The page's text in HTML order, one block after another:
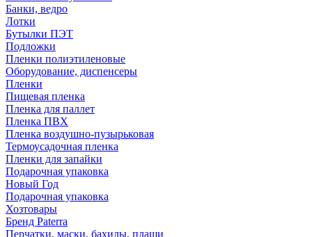
Банки, ведро
Лотки
Бутылки ПЭТ
Подложки
Пленки полиэтиленовые
Оборудование, диспенсеры
Пленки
Пищевая пленка
Пленка для паллет
Пленка ПВХ
Пленка воздушно-пузырьковая
Термоусадочная пленка
Пленки для запайки
Подарочная упаковка
Новый Год
Подарочная упаковка
Хозтовары
Бренд Paterra
Перчатки, маски, бахилы, плащи